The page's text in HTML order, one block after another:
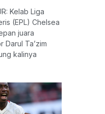
Kelab Liga
(EPL) Chelsea
juara
Darul Ta’zim
kalinya